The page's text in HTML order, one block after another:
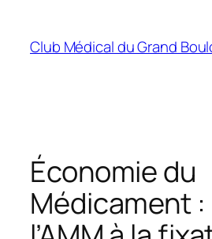
contenu
Club Médical du Grand
Économie du
Médicament :